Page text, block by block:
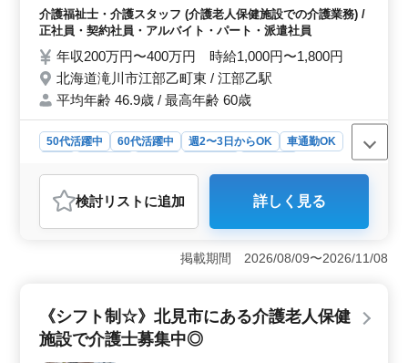
・サービス利用者の家族との相談、助言 備
考 ＊シフト制(週3日以上相談可能) ＊交通費
まずはお気軽にお問い合わせください♪
介護福祉士・介護スタッフ (介護老人保健施設での介護業務) /
正社員・契約社員・アルバイト・パート・派遣社員
年収200万円〜400万円 時給1,000円〜1,800円
北海道滝川市江部乙町東 / 江部乙駅
平均年齢 46.9歳 / 最高年齢 60歳
50代活躍中 60代活躍中 週2〜3日からOK
車通勤OK
介護福祉士・介護スタッフ
おすすめポイント
＜シフトの柔軟性＞ 週3日以上の勤務が可能なシフト制
を採用しています。これにより、家庭や他の仕事とのバ
ランスを取りやすく、個々のライフスタイルに合わせた
ルと経験を活かしつつ、更なるキャリアアップを目指せ
る業務です。経験者にとって魅力的な職場と言えま
検討リスト に追加 詳しく見る
掲載期間 2026/08/09〜2026/11/08
《シフト制☆》北見市にある介護老人保健
施設で介護士募集中◎